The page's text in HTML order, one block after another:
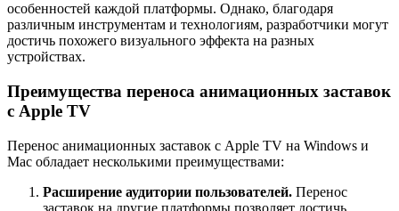
особенностей каждой платформы. Однако, благодаря
различным инструментам и технологиям, разработчики могут
достичь похожего визуального эффекта на разных
устройствах.
Преимущества переноса анимационных заставок
с Apple TV
Перенос анимационных заставок с Apple TV на Windows и
Mac обладает несколькими преимуществами:
Расширение аудитории пользователей. Перенос
заставок на другие платформы позволяет достичь